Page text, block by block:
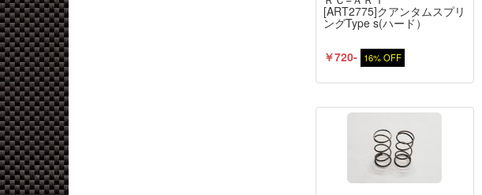
[ART2775]クアンタムスプリ
ングType s(ハード）
￥720- 16% OFF